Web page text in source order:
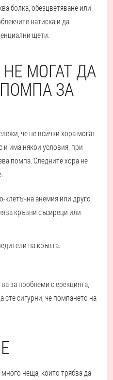
болка, обезцветяване или
натиска и да
щети.
МОГАТ ДА
ЗА
че не всички хора могат
и има някои условия, при
помпа. Следните хора не
клетъчна анемия или друго
кръвни съсиреци или
на кръвта.
за проблеми с ерекцията,
сте сигурни, че помпането на
неща, които трябва да